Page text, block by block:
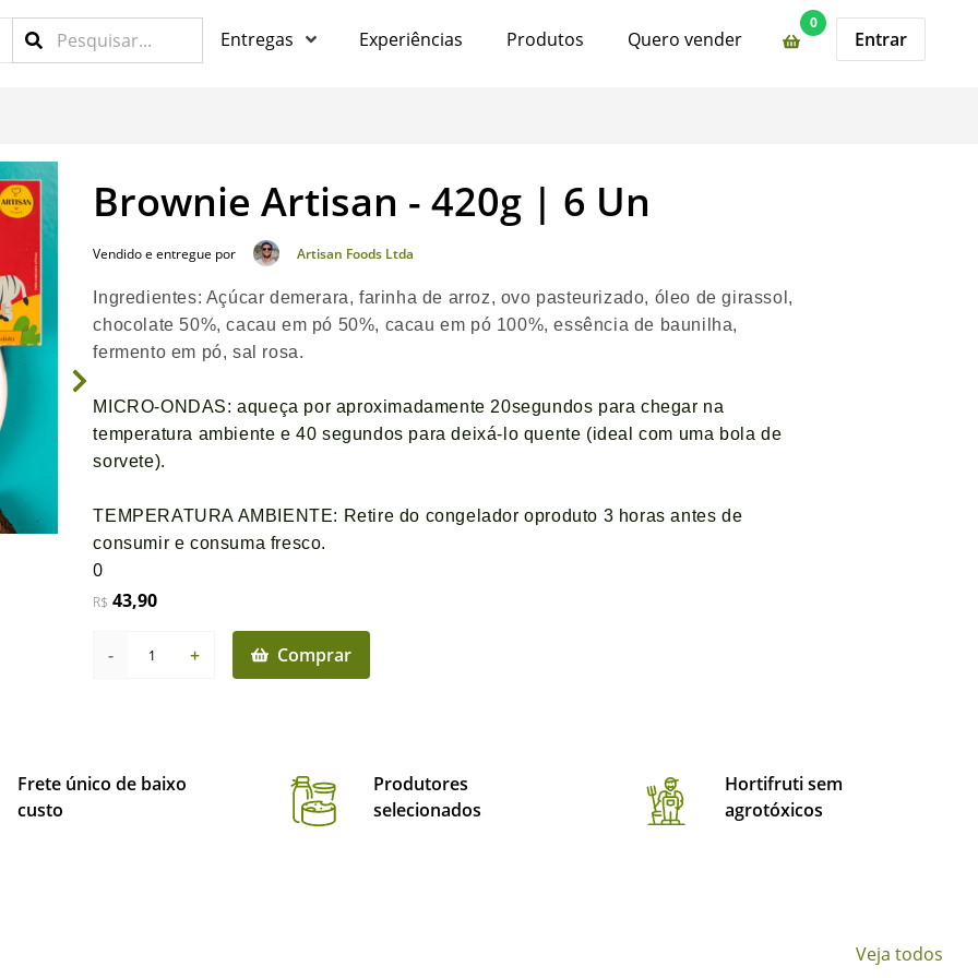
Entregas Experiências Produtos Quero vender
0
Entrar
Brownie Artisan - 420g | 6 Un
Vendido e entregue por Artisan Foods Ltda
Ingredientes: Açúcar demerara, farinha de arroz, ovo pasteurizado, óleo de girassol,
chocolate 50%, cacau em pó 50%, cacau em pó 100%, essência de baunilha,
fermento em pó, sal rosa.
MICRO-ONDAS: aqueça por aproximadamente 20segundos para chegar na
temperatura ambiente e 40 segundos para deixá-lo quente (ideal com uma bola de
sorvete).
TEMPERATURA AMBIENTE: Retire do congelador oproduto 3 horas antes de
consumir e consuma fresco.
0
R$ 43,90
- 1 + Comprar
Frete único de baixo
custo
Produtores
selecionados
Hortifruti sem
agrotóxicos
Veja todos